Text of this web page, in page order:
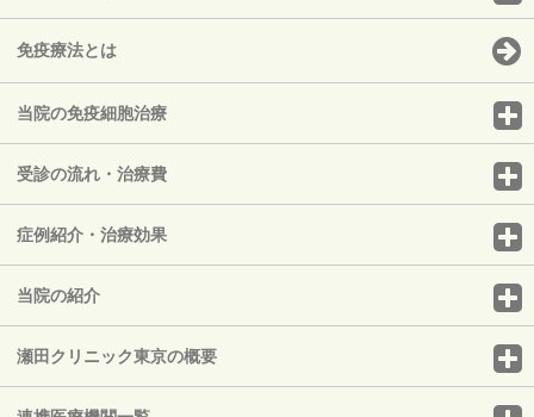
免疫療法とは
当院の免疫細胞治療
受診の流れ・治療費
症例紹介・治療効果
当院の紹介
瀬田クリニック東京の概要